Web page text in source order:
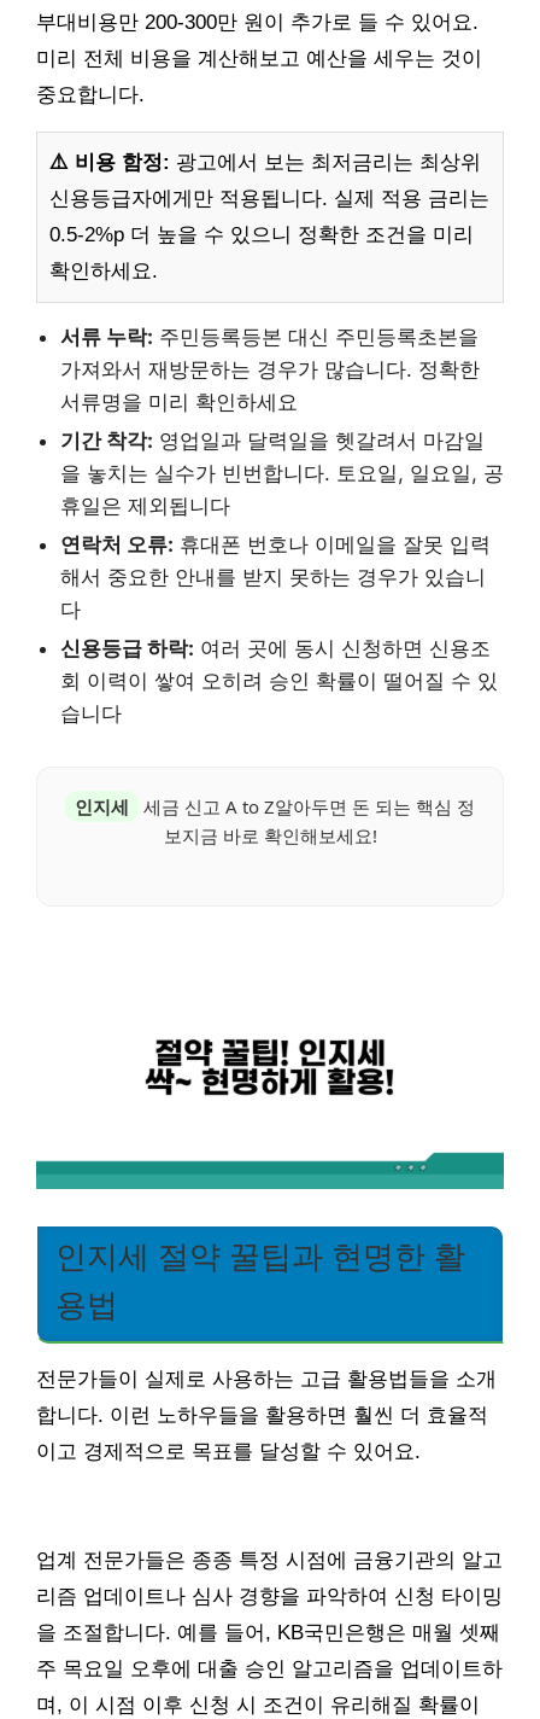
부대비용만 200-300만 원이 추가로 들 수 있어요.
미리 전체 비용을 계산해보고 예산을 세우는 것이
중요합니다.
⚠️ 비용 함정: 광고에서 보는 최저금리는 최상위
신용등급자에게만 적용됩니다. 실제 적용 금리는
0.5-2%p 더 높을 수 있으니 정확한 조건을 미리
확인하세요.
서류 누락: 주민등록등본 대신 주민등록초본을
가져와서 재방문하는 경우가 많습니다. 정확한
서류명을 미리 확인하세요
기간 착각: 영업일과 달력일을 헷갈려서 마감일
을 놓치는 실수가 빈번합니다. 토요일, 일요일, 공
휴일은 제외됩니다
연락처 오류: 휴대폰 번호나 이메일을 잘못 입력
해서 중요한 안내를 받지 못하는 경우가 있습니
다
신용등급 하락: 여러 곳에 동시 신청하면 신용조
회 이력이 쌓여 오히려 승인 확률이 떨어질 수 있
습니다
인지세
세금 신고 A to Z알아두면 돈 되는 핵심 정
보지금 바로 확인해보세요!
인지세 절약 꿀팁과 현명한 활
용법
전문가들이 실제로 사용하는 고급 활용법들을 소개
합니다. 이런 노하우들을 활용하면 훨씬 더 효율적
이고 경제적으로 목표를 달성할 수 있어요.
업계 전문가들은 종종 특정 시점에 금융기관의 알고
리즘 업데이트나 심사 경향을 파악하여 신청 타이밍
을 조절합니다. 예를 들어, KB국민은행은 매월 셋째
주 목요일 오후에 대출 승인 알고리즘을 업데이트하
며, 이 시점 이후 신청 시 조건이 유리해질 확률이